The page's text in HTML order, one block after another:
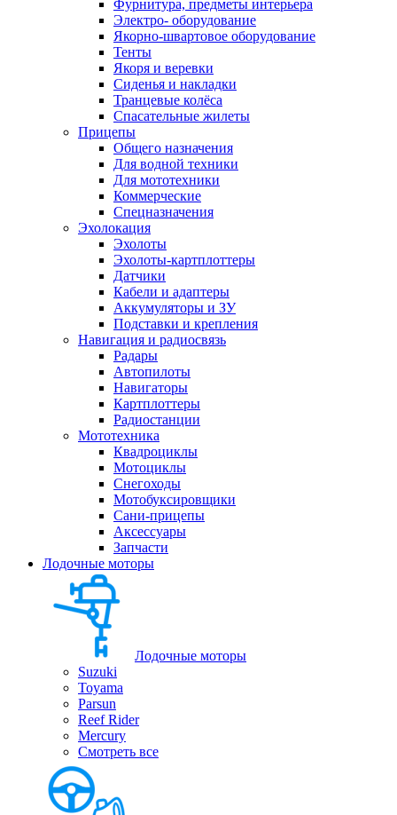
Фурнитура, предметы интерьера
Электро- оборудование
Якорно-швартовое оборудование
Тенты
Якоря и веревки
Сиденья и накладки
Транцевые колёса
Спасательные жилеты
Прицепы
Общего назначения
Для водной техники
Для мототехники
Коммерческие
Спецназначения
Эхолокация
Эхолоты
Эхолоты-картплоттеры
Датчики
Кабели и адаптеры
Аккумуляторы и ЗУ
Подставки и крепления
Навигация и радиосвязь
Радары
Автопилоты
Навигаторы
Картплоттеры
Радиостанции
Мототехника
Квадроциклы
Мотоциклы
Снегоходы
Мотобуксировщики
Сани-прицепы
Аксессуары
Запчасти
Лодочные моторы
Лодочные моторы
Suzuki
Toyama
Parsun
Reef Rider
Mercury
Смотреть все